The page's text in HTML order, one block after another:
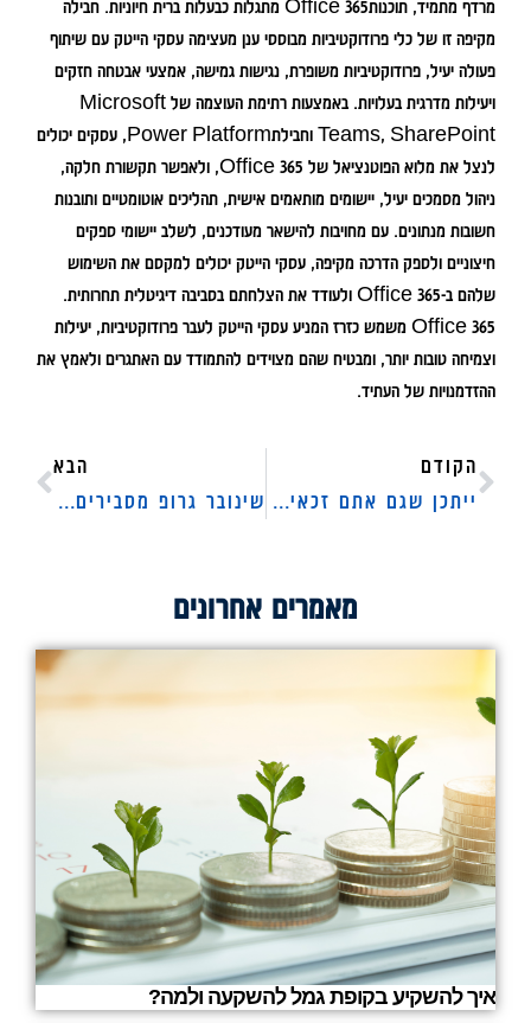
מרדף מתמיד, תוכנותOffice 365 מתגלות כבעלות ברית חיוניות. חבילה
מקיפה זו של כלי פרודוקטיביות מבוססי ענן מעצימה עסקי הייטק עם שיתוף
פעולה יעיל, פרודוקטיביות משופרת, נגישות גמישה, אמצעי אבטחה חזקים
ויעילות מדרגית בעלויות. באמצעות רתימת העוצמה של Microsoft
Teams, SharePoint וחבילתPower Platform, עסקים יכולים
לנצל את מלוא הפוטנציאל של Office 365, ולאפשר תקשורת חלקה,
ניהול מסמכים יעיל, יישומים מותאמים אישית, תהליכים אוטומטיים ותובנות
חשובות מנתונים. עם מחויבות להישאר מעודכנים, לשלב יישומי ספקים
חיצוניים ולספק הדרכה מקיפה, עסקי הייטק יכולים למקסם את השימוש
שלהם ב-Office 365 ולעודד את הצלחתם בסביבה דיגיטלית תחרותית.
Office 365 משמש כזרז המניע עסקי הייטק לעבר פרודוקטיביות, יעילות
וצמיחה טובות יותר, ומבטיח שהם מצוידים להתמודד עם האתגרים ולאמץ את
ההזדמנויות של העתיד.
הקודם
ייתכן שגם אתם זכאים: איך מחשבים החזרי מס לשכירים?
הבא
שינובר גרופ מסבירים: מה תוכלו לעשות כדי לשפר את שירות הלקוחות בעסק?
מאמרים אחרונים
איך להשקיע בקופת גמל להשקעה ולמה?